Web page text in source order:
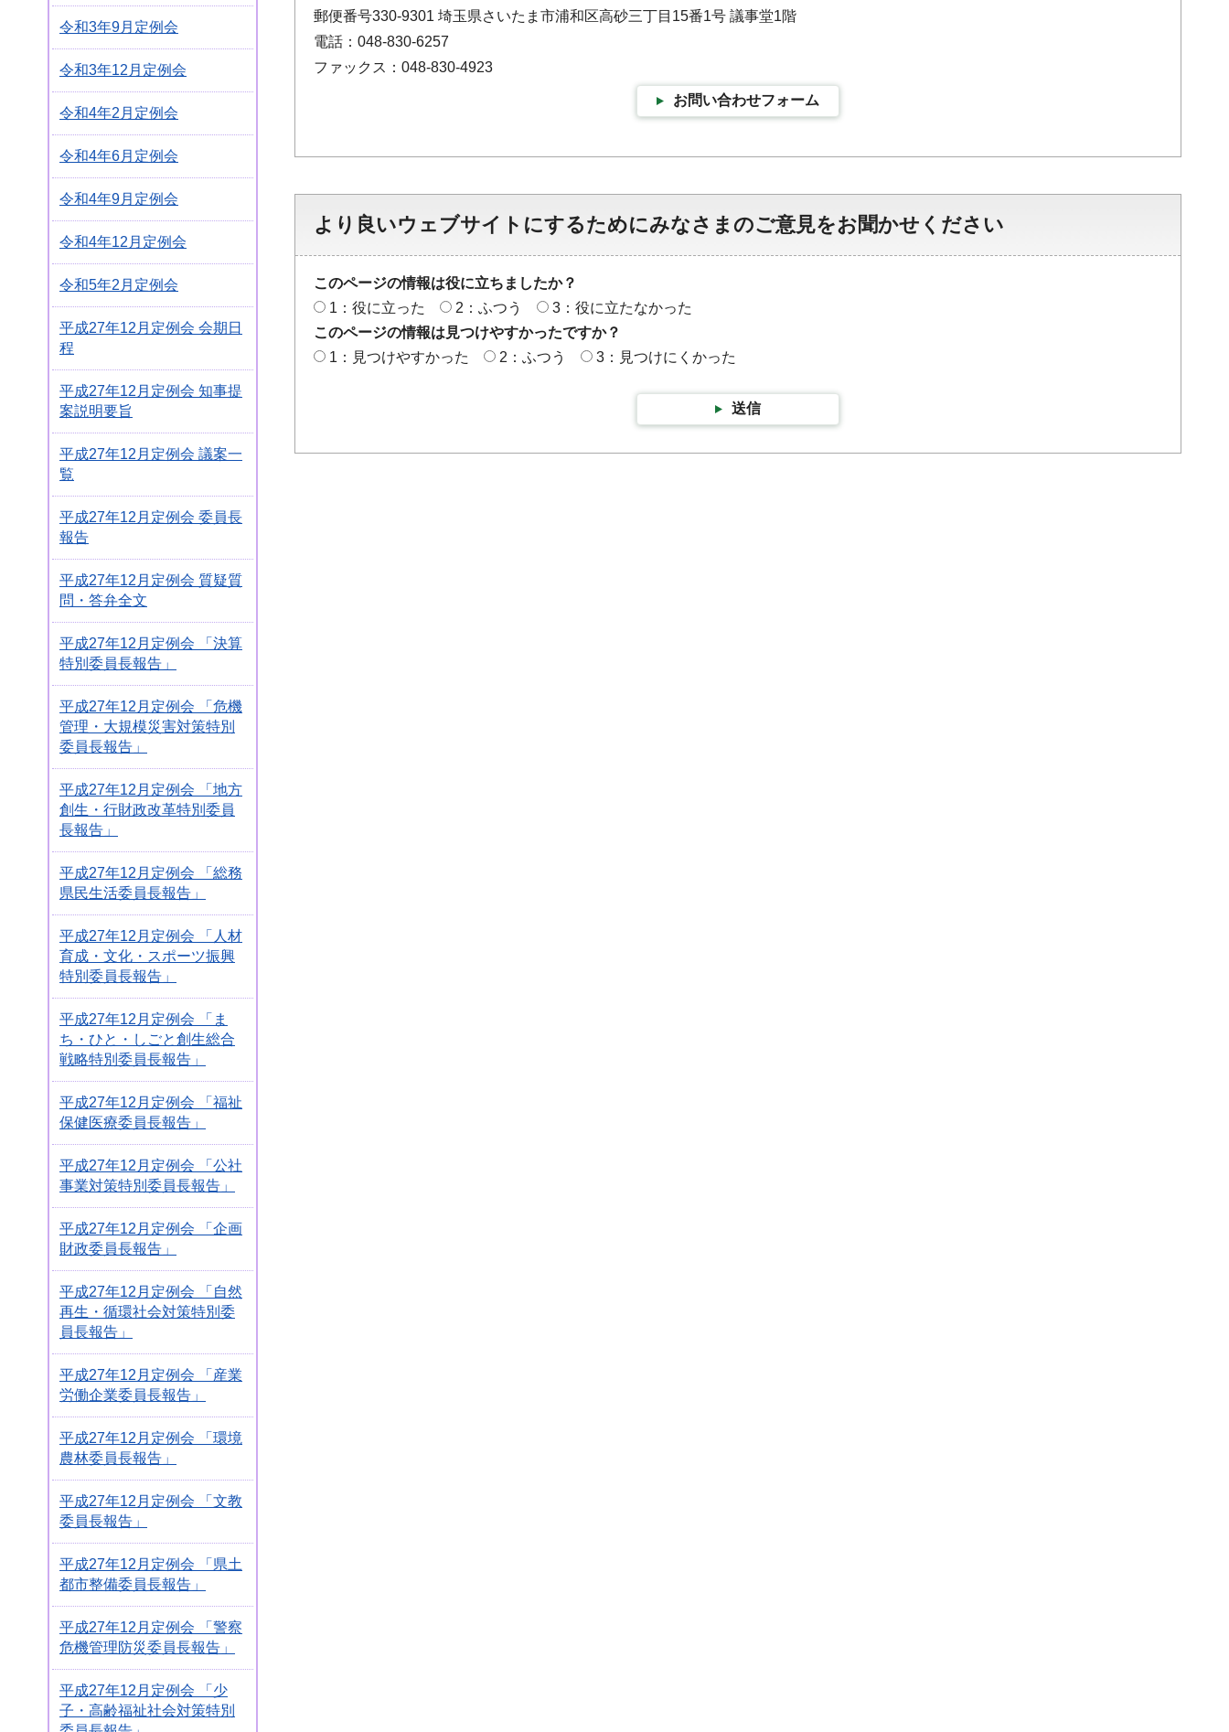
令和3年9月定例会
令和3年12月定例会
令和4年2月定例会
令和4年6月定例会
令和4年9月定例会
令和4年12月定例会
令和5年2月定例会
平成27年12月定例会 会期日
程
平成27年12月定例会 知事提
案説明要旨
平成27年12月定例会 議案一
覧
平成27年12月定例会 委員長
報告
平成27年12月定例会 質疑質
問・答弁全文
平成27年12月定例会 「決算
特別委員長報告」
平成27年12月定例会 「危機
管理・大規模災害対策特別
委員長報告」
平成27年12月定例会 「地方
創生・行財政改革特別委員
長報告」
平成27年12月定例会 「総務
県民生活委員長報告」
平成27年12月定例会 「人材
育成・文化・スポーツ振興
特別委員長報告」
平成27年12月定例会 「ま
ち・ひと・しごと創生総合
戦略特別委員長報告」
平成27年12月定例会 「福祉
保健医療委員長報告」
平成27年12月定例会 「公社
事業対策特別委員長報告」
平成27年12月定例会 「企画
財政委員長報告」
平成27年12月定例会 「自然
再生・循環社会対策特別委
員長報告」
平成27年12月定例会 「産業
労働企業委員長報告」
平成27年12月定例会 「環境
農林委員長報告」
平成27年12月定例会 「文教
委員長報告」
平成27年12月定例会 「県土
都市整備委員長報告」
平成27年12月定例会 「警察
危機管理防災委員長報告」
平成27年12月定例会 「少
子・高齢福祉社会対策特別
郵便番号330-9301 埼玉県さいたま市浦和区高砂三丁目15番1号 議事堂1階
電話：048-830-6257
ファックス：048-830-4923
お問い合わせフォーム
より良いウェブサイトにするためにみなさまのご意見をお聞かせください
このページの情報は役に立ちましたか？
1：役に立った
2：ふつう
3：役に立たなかった
このページの情報は見つけやすかったですか？
1：見つけやすかった
2：ふつう 3：見つけにくかった
送信